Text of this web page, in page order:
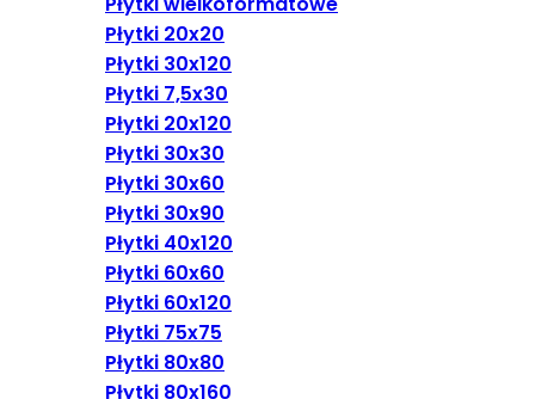
Płytki 20x20
Płytki 30x120
Płytki 7,5x30
Płytki 20x120
Płytki 30x30
Płytki 30x60
Płytki 30x90
Płytki 40x120
Płytki 60x60
Płytki 60x120
Płytki 75x75
Płytki 80x80
Płytki 80x160